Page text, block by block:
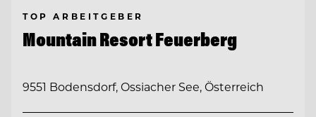
TOP ARBEITGEBER
Mountain Resort Feuerberg
9551 Bodensdorf, Ossiacher See, Österreich